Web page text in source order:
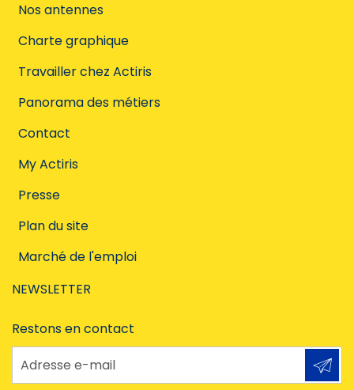
Nos antennes
Charte graphique
Travailler chez Actiris
Panorama des métiers
Contact
My Actiris
Presse
Plan du site
Marché de l'emploi
NEWSLETTER
Restons en contact
Adresse e-mail